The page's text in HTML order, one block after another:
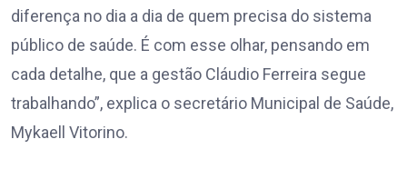
diferença no dia a dia de quem precisa do sistema
público de saúde. É com esse olhar, pensando em
cada detalhe, que a gestão Cláudio Ferreira segue
trabalhando”, explica o secretário Municipal de Saúde,
Mykaell Vitorino.